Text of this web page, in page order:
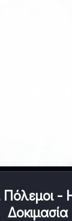
Πόλεμοι
Δοκιμασία